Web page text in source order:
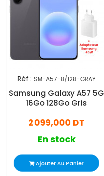
Réf : SM-A57-8/128-GRAY
Samsung Galaxy A57 5G
16Go 128Go Gris
2 099,000 DT
En stock
Ajouter Au Panier